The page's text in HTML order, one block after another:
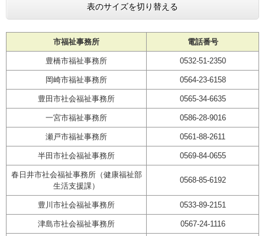
表のサイズを切り替える
市福祉事務所 電話番号
豊橋市福祉事務所 0532-51-2350
岡崎市福祉事務所 0564-23-6158
豊田市社会福祉事務所 0565-34-6635
一宮市福祉事務所 0586-28-9016
瀬戸市福祉事務所 0561-88-2611
半田市社会福祉事務所 0569-84-0655
春日井市社会福祉事務所（健康福祉部
生活支援課）
0568-85-6192
豊川市社会福祉事務所 0533-89-2151
津島市社会福祉事務所 0567-24-1116